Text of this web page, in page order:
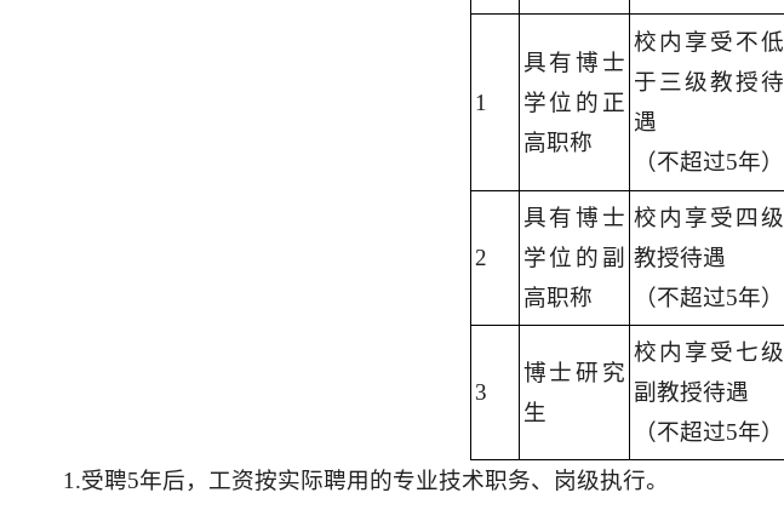
1
具有博士
学位的正
高职称
校内享受不低
于三级教授待
遇
（不超过5年）
2
具有博士
学位的副
高职称
校内享受四级
教授待遇
（不超过5年）
3
博士研究
生
校内享受七级
副教授待遇
（不超过5年）
1.受聘5年后，工资按实际聘用的专业技术职务、岗级执行。